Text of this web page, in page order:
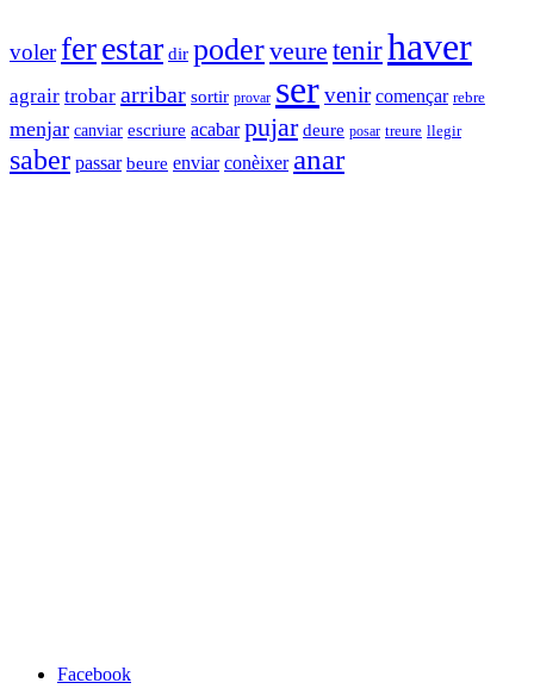
volerferestar dir poderveure tenirhaver
agrair trobar arribar sortir provar servenir començar rebre
menjar canviar escriure acabar pujar deure posar treure llegir
saber passar beure enviar conèixer anar
Facebook